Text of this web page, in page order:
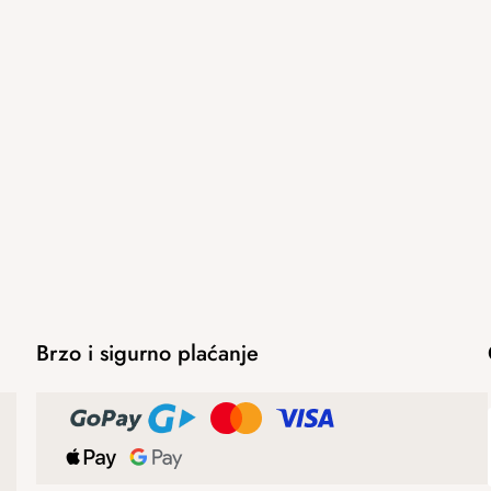
Brzo i sigurno plaćanje